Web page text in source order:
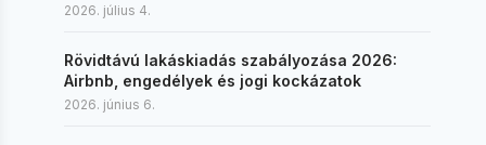
2026. július 4.
Rövidtávú lakáskiadás szabályozása 2026:
Airbnb, engedélyek és jogi kockázatok
2026. június 6.